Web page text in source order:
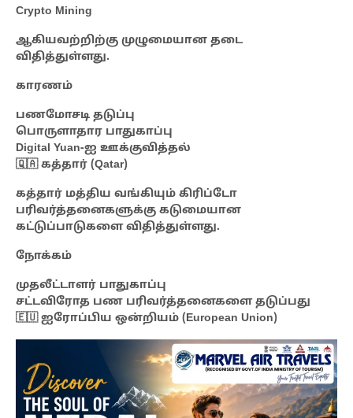
Crypto Mining
ஆகியவற்றிற்கு முழுமையான தடை
விதித்துள்ளது.
காரணம்
பணமோசடி தடுப்பு
பொருளாதார பாதுகாப்பு
Digital Yuan-ஐ ஊக்குவித்தல்
🇶🇦 கத்தார் (Qatar)
கத்தார் மத்திய வங்கியும் கிரிப்டோ
பரிவர்த்தனைகளுக்கு கடுமையான
கட்டுப்பாடுகளை விதித்துள்ளது.
நோக்கம்
முதலீட்டாளர் பாதுகாப்பு
சட்டவிரோத பண பரிவர்த்தனைகளை தடுப்பது
🇪🇺 ஐரோப்பிய ஒன்றியம் (European Union)